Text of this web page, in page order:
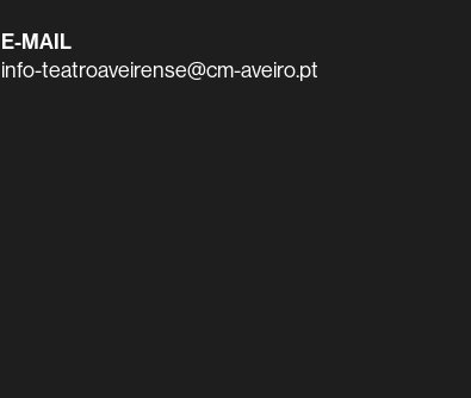
E-MAIL
info-teatroaveirense@cm-aveiro.pt